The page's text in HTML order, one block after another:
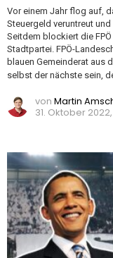
Vor einem Jahr flog auf,
Steuergeld veruntreut
Seitdem blockiert die
Stadtpartei. FPÖ-
blauen Gemeinderat aus
selbst der nächste sein,
von Martin
31. Oktober 2022,